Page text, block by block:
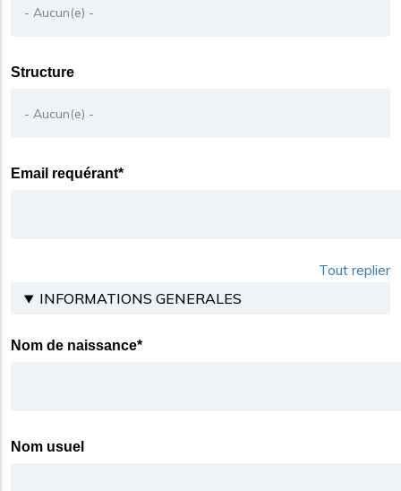
Structure
Email requérant*
Tout replier
INFORMATIONS GENERALES
Nom de naissance*
Nom usuel